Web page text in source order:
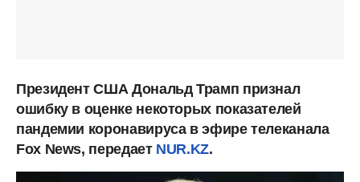
Президент США Дональд Трамп признал
ошибку в оценке некоторых показателей
пандемии коронавируса в эфире телеканала
Fox News, передает NUR.KZ.